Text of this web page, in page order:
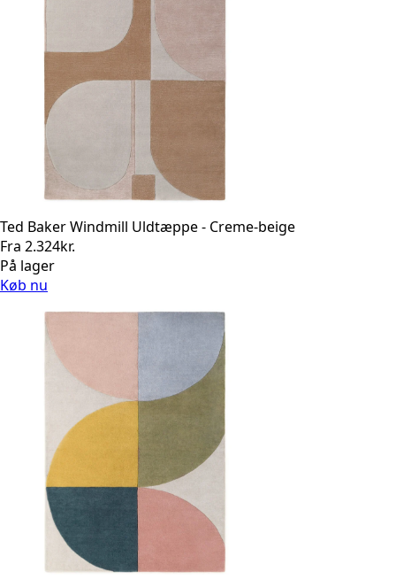
Ted Baker Windmill Uldtæppe - Creme-beige
Fra 2.324kr.
På lager
Køb nu